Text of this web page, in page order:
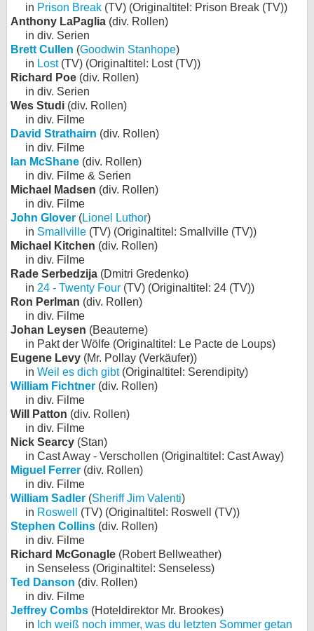
in Prison Break (TV) (Originaltitel: Prison Break (TV))
Anthony LaPaglia (div. Rollen)
in div. Serien
Brett Cullen (Goodwin Stanhope)
in Lost(TV) (Originaltitel: Lost (TV))
Richard Poe (div. Rollen)
in div. Serien
Wes Studi (div. Rollen)
in div. Filme
David Strathairn (div. Rollen)
in div. Filme
Ian McShane (div. Rollen)
in div. Filme & Serien
Michael Madsen (div. Rollen)
in div. Filme
John Glover (Lionel Luthor)
in Smallville (TV) (Originaltitel: Smallville (TV))
Michael Kitchen (div. Rollen)
in div. Filme
Rade Serbedzija (Dmitri Gredenko)
in 24 - Twenty Four (TV) (Originaltitel: 24 (TV))
Ron Perlman (div. Rollen)
in div. Filme
Johan Leysen (Beauterne)
in Pakt der Wölfe (Originaltitel: Le Pacte de Loups)
Eugene Levy (Mr. Pollay (Verkäufer))
in Weil es dich gibt(Originaltitel: Serendipity)
William Fichtner (div. Rollen)
in div. Filme
Will Patton (div. Rollen)
in div. Filme
Nick Searcy (Stan)
in Cast Away - Verschollen (Originaltitel: Cast Away)
Miguel Ferrer (div. Rollen)
in div. Filme
William Sadler (Sheriff Jim Valenti)
in Roswell
(TV) (Originaltitel: Roswell (TV))
Stephen Collins (div. Rollen)
in div. Filme
Richard McGonagle (Robert Bellweather)
in Senseless (Originaltitel: Senseless)
Ted Danson (div. Rollen)
in div. Filme
Jeffrey Combs (Hoteldirektor Mr. Brookes)
in Ich weiß noch immer, was du letzten Sommer getan